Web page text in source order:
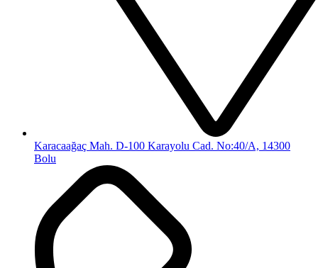
Karacaağaç Mah. D-100 Karayolu Cad. No:40/A, 14300
Bolu